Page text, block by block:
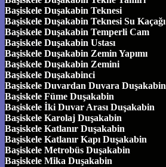
Başiskele Duşakabin Teknesi
Başiskele Duşakabin Teknesi Su Kaçağı
Başiskele Duşakabin Temperli Cam
Başiskele Duşakabin Ustası
Başiskele Duşakabin Zemin Yapımı
Başiskele Duşakabin Zemini
Başiskele Duşakabinci
Başiskele Duvardan Duvara Duşakabin
Başiskele Füme Duşakabin
Başiskele İki Duvar Arası Duşakabin
Başiskele Karolaj Duşakabin
Başiskele Katlanır Duşakabin
Başiskele Katlanır Kapı Duşakabin
Başiskele Metrobüs Duşakabin
Başiskele Mika Duşakabin